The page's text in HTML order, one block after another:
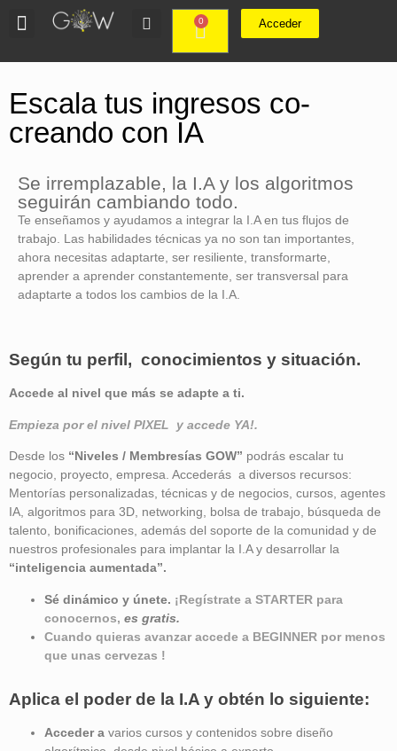
0 Acceder
Escala tus ingresos co-
creando con IA
Se irremplazable, la I.A y los algoritmos
seguirán cambiando todo.
Te enseñamos y ayudamos a integrar la I.A en tus flujos de
trabajo. Las habilidades técnicas ya no son tan importantes,
ahora necesitas adaptarte, ser resiliente, transformarte,
aprender a aprender constantemente, ser transversal para
adaptarte a todos los cambios de la I.A.
Según tu perfil, conocimientos y situación.
Accede al nivel que más se adapte a ti.
Empieza por el nivel PIXEL y accede YA!.
Desde los “Niveles / Membresías GOW” podrás escalar tu
negocio, proyecto, empresa. Accederás a diversos recursos:
Mentorías personalizadas, técnicas y de negocios, cursos, agentes
IA, algoritmos para 3D, networking, bolsa de trabajo, búsqueda de
talento, bonificaciones, además del soporte de la comunidad y de
nuestros profesionales para implantar la I.A y desarrollar la
“inteligencia aumentada”.
Sé dinámico y únete. ¡Regístrate a STARTER para
conocernos, es gratis.
Cuando quieras avanzar accede a BEGINNER por menos
que unas cervezas !
Aplica el poder de la I.A y obtén lo siguiente:
Acceder a varios cursos y contenidos sobre diseño